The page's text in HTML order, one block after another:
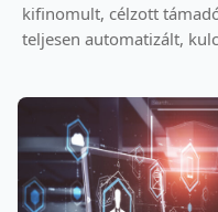
kifinomult, célzott
teljesen automatizált,